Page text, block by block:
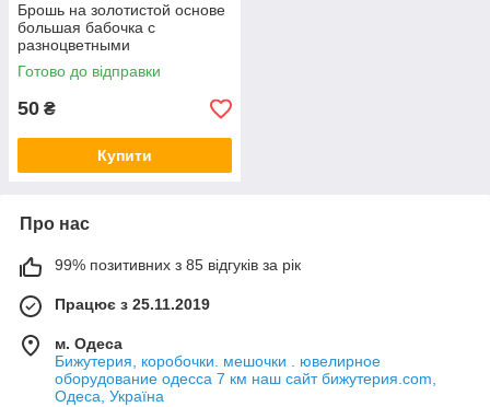
Брошь на золотистой основе
большая бабочка с
разноцветными
переливающимися
камушками и бусинами
размер 55х40 мм
Готово до відправки
50 ₴
Купити
Про нас
99% позитивних з 85 відгуків за рік
Працює з 25.11.2019
м. Одеса
Бижутерия, коробочки. мешочки . ювелирное
оборудование одесса 7 км наш сайт бижутерия.com,
Одеса, Україна